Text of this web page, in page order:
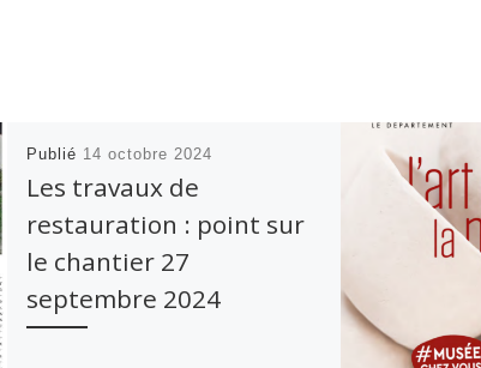
Publié 14 octobre 2024
Les travaux de
restauration : point sur
le chantier 27
septembre 2024